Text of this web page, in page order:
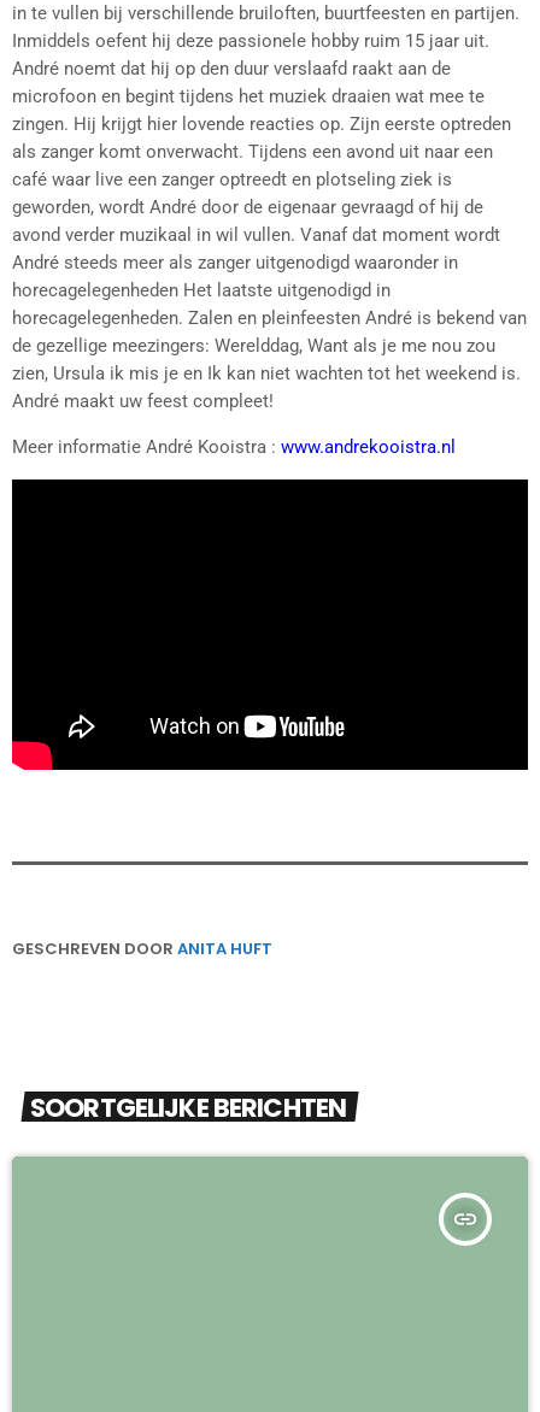
in te vullen bij verschillende bruiloften, buurtfeesten en partijen.
Inmiddels oefent hij deze passionele hobby ruim 15 jaar uit.
André noemt dat hij op den duur verslaafd raakt aan de
microfoon en begint tijdens het muziek draaien wat mee te
zingen. Hij krijgt hier lovende reacties op. Zijn eerste optreden
als zanger komt onverwacht. Tijdens een avond uit naar een
café waar live een zanger optreedt en plotseling ziek is
geworden, wordt André door de eigenaar gevraagd of hij de
avond verder muzikaal in wil vullen. Vanaf dat moment wordt
André steeds meer als zanger uitgenodigd waaronder in
horecagelegenheden Het laatste uitgenodigd in
horecagelegenheden. Zalen en pleinfeesten André is bekend van
de gezellige meezingers: Werelddag, Want als je me nou zou
zien, Ursula ik mis je en Ik kan niet wachten tot het weekend is.
André maakt uw feest compleet!
Meer informatie André Kooistra : www.andrekooistra.nl
GESCHREVEN DOOR ANITA HUFT
SOORTGELIJKE BERICHTEN
insert_link